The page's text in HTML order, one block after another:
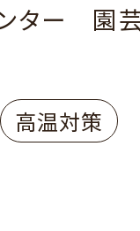
ンター
高温対策